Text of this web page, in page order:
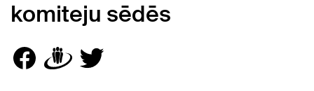
komiteju sēdēs